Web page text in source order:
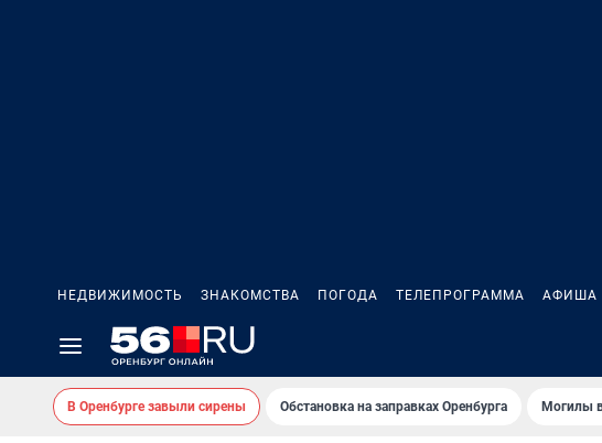
НЕДВИЖИМОСТЬ ЗНАКОМСТВА ПОГОДА ТЕЛЕПРОГРАММА АФИША
В Оренбурге завыли сирены Обстановка на заправках Оренбурга Могилы